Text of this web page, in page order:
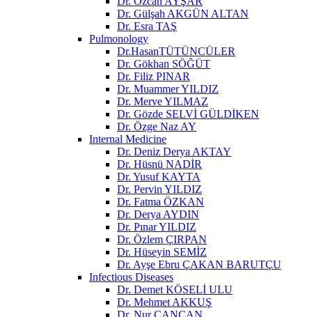
Dr. Gülşah AKGÜN ALTAN
Dr. Esra TAŞ
Pulmonology
Dr.HasanTÜTÜNCÜLER
Dr. Gökhan SÖĞÜT
Dr. Filiz PINAR
Dr. Muammer YILDIZ
Dr. Merve YILMAZ
Dr. Gözde SELVİ GÜLDİKEN
Dr. Özge Naz AY
Internal Medicine
Dr. Deniz Derya AKTAY
Dr. Hüsnü NADİR
Dr. Yusuf KAYTA
Dr. Pervin YILDIZ
Dr. Fatma ÖZKAN
Dr. Derya AYDIN
Dr. Pınar YILDIZ
Dr. Özlem ÇIRPAN
Dr. Hüseyin SEMİZ
Dr. Ayşe Ebru ÇAKAN BARUTÇU
Infectious Diseases
Dr. Demet KÖSELİ ULU
Dr. Mehmet AKKUŞ
Dr. Nur CANCAN